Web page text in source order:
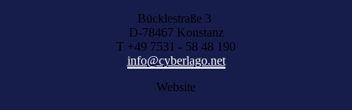
Bücklestraße 3
D-78467 Konstanz
T +49 7531 - 58 48 190
info@cyberlago.net
Website